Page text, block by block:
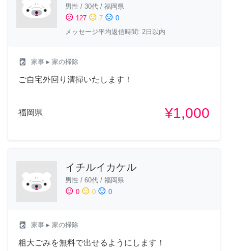
男性 / 30代 / 福岡県
sentiment_satisfied 127 sentiment_neutral 7 sentiment_dissatisfied 0
メッセージ平均返信時間: 2日以内
local_laundry_service 家事 ▸ 家の掃除
ご自宅外回り清掃いたします！
福岡県 ¥1,000
イチルイカケル
男性 / 60代 / 福岡県
sentiment_satisfied 0 sentiment_neutral 0 sentiment_dissatisfied 0
local_laundry_service 家事 ▸ 家の掃除
粗大ごみを無料で出せるようにします！